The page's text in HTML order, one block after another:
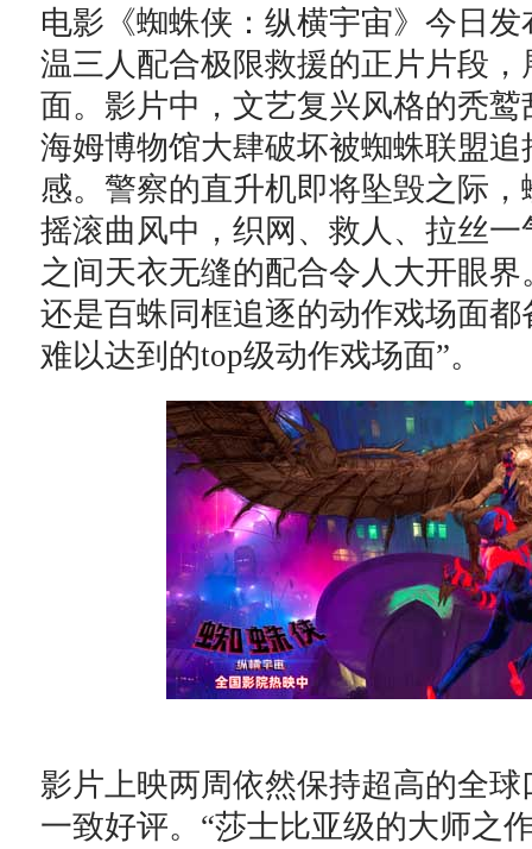
电影《蜘蛛侠：纵横宇宙》今日
温三人配合极限救援的正片片段
面。影片中，文艺复兴风格的秃
海姆博物馆大肆破坏被蜘蛛联盟
感。警察的直升机即将坠毁之际
摇滚曲风中，织网、救人、拉丝
之间天衣无缝的配合令人大开眼
还是百蛛同框追逐的动作戏场面
难以达到的top级动作戏场面”。
影片上映两周依然保持超高的全
一致好评。“莎士比亚级的大师之